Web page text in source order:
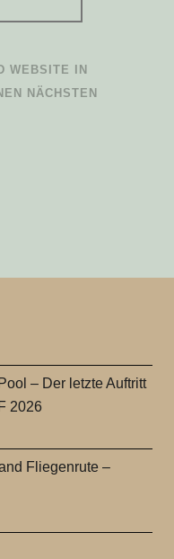
WEBSITE IN
NÄCHSTEN
– Der letzte Auftritt
2026
Fliegenrute –